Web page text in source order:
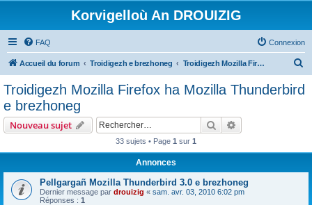
Korvigelloù An DROUIZIG
FAQ Connexion
Accueil du forum Troidigezh e brezhoneg Troidigezh Mozilla Firefox ha Mozilla Thunderbird e brezhoneg
Troidigezh Mozilla Firefox ha Mozilla Thunderbird
e brezhoneg
Nouveau sujet Rechercher
33 sujets • Page 1 sur 1
Annonces
Pellgargañ Mozilla Thunderbird 3.0 e brezhoneg
Dernier message par drouizig « sam. avr. 03, 2010 6:02 pm
Réponses : 1